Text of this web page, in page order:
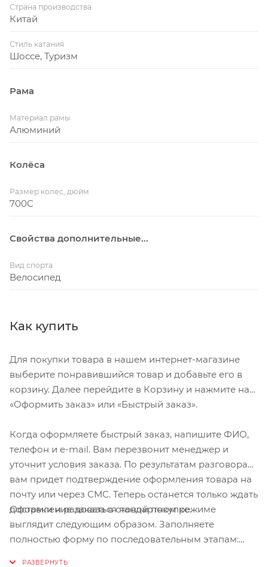
Страна производства
Китай
Стиль катания
Шоссе, Туризм
Рама
Материал рамы
Алюминий
Колёса
Размер колес, дюйм
700С
Свойства дополнительные...
Вид спорта
Велосипед
Как купить
Для покупки товара в нашем интернет-магазине
выберите понравившийся товар и добавьте его в
корзину. Далее перейдите в Корзину и нажмите на
«Оформить заказ» или «Быстрый заказ».
Когда оформляете быстрый заказ, напишите ФИО,
телефон и e-mail. Вам перезвонит менеджер и
уточнит условия заказа. По результатам разговора
вам придет подтверждение оформления товара на
почту или через СМС. Теперь останется только ждать
доставки и радоваться новой покупке.
Оформление заказа в стандартном режиме
выглядит следующим образом. Заполняете
полностью форму по последовательным этапам: